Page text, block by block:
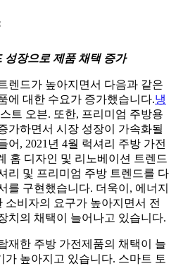
성장으로 제품 채택 증가
렌드가 높아지면서 다음과 같은
에 대한 수요가 증가했습니다.냉
트 오븐. 또한, 프리미엄 주방용
가하면서 시장 성장이 가속화될
어, 2021년 4월 럭셔리 주방 가전
홈 디자인 및 리노베이션 트렌드
리 및 프리미엄 주방 트렌드를 다
를 구현했습니다. 더욱이, 에너지
소비자의 요구가 높아지면서 전
치의 채택이 늘어나고 있습니다.
재한 주방 가전제품의 채택이 늘
가 높아지고 있습니다. 스마트 토